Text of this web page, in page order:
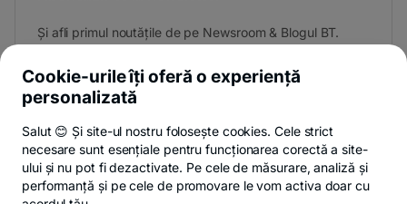
Și afli primul noutățile de pe Newsroom & Blogul BT.
Privacy HubPolitica de confidențialitatePolitica de cookies
Cookie-urile îți oferă o experiență
personalizată
Salut 😊 Și site-ul nostru folosește cookies. Cele strict
necesare sunt esențiale pentru funcționarea corectă a site-
ului și nu pot fi dezactivate. Pe cele de măsurare, analiză și
performanță și pe cele de promovare le vom activa doar cu